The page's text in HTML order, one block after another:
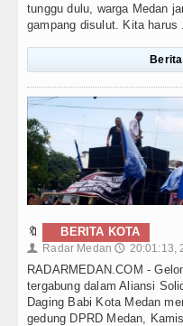
tunggu dulu, warga Medan
gampang disulut. Kita harus .
🔖 BERITA KOTA
👤 Radar Medan 🕔 20:01:13,
RADARMEDAN.COM -
tergabung dalam Aliansi
Daging Babi Kota Medan
gedung DPRD Medan,